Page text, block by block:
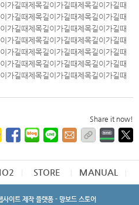
가길때제목길이가길때제목길이가길때
가길때제목길이가길때제목길이가길때
가길때제목길이가길때제목길이가길때
가길때제목길이가길때제목길이가길때
가길때제목길이가길때제목길이가길때
가길때제목길이가길때제목길이가길때
가길때제목길이가길때제목길이가길때
Share it now!
STORE MANUAL
이트 제작 플랫폼 - 망보드 스토어